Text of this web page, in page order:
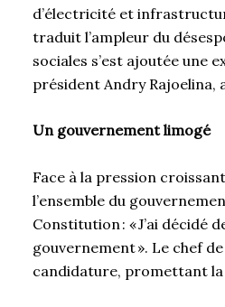
d’électricité et
traduit l’ampleur du
sociales s’est ajoutée une
président Andry Rajoelina,
Un gouvernement limogé
Face à la pression
l’ensemble du
Constitution : « J’ai
gouvernement ». Le chef
candidature, promettant la